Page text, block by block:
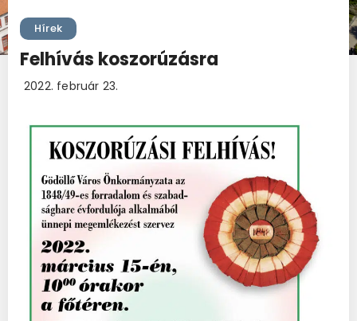
Hírek
Felhívás koszorúzásra
2022. február 23.